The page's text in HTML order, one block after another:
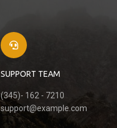
SUPPORT TEAM
(345)- 162 - 7210
support@example.com